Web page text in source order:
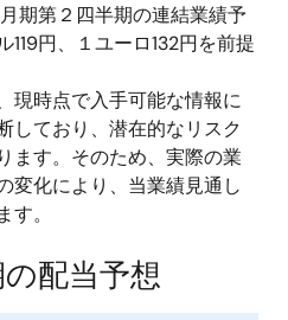
期第２四半期の連結業績予
円、１ユーロ132円を前提
現時点で入手可能な情報に
しており、潜在的なリスク
ます。そのため、実際の業
変化により、当業績見通し
。
配当予想